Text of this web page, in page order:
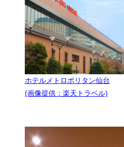
ホテルメトロポリタン仙台
(画像提供：楽天トラベル)